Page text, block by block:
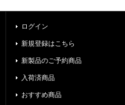
ログイン
新規登録はこちら
新製品のご予約商品
入荷済商品
おすすめ商品